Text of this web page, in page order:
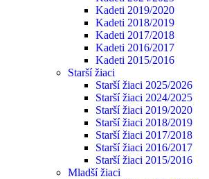
Kadeti 2019/2020
Kadeti 2018/2019
Kadeti 2017/2018
Kadeti 2016/2017
Kadeti 2015/2016
Starší žiaci
Starší žiaci 2025/2026
Starší žiaci 2024/2025
Starší žiaci 2019/2020
Starší žiaci 2018/2019
Starší žiaci 2017/2018
Starší žiaci 2016/2017
Starší žiaci 2015/2016
Mladší žiaci